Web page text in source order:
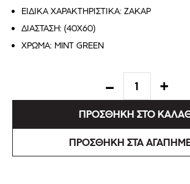
ΕΙΔΙΚΑ ΧΑΡΑΚΤΗΡΙΣΤΙΚΑ: ΖΑΚΑΡ
ΔΙΑΣΤΑΣΗ: (40X60)
ΧΡΩΜΑ: MINT GREEN
ΠΡΟΣΘΗΚΗ ΣΤΟ
ΠΡΟΣΘΗΚΗ ΣΤΑ